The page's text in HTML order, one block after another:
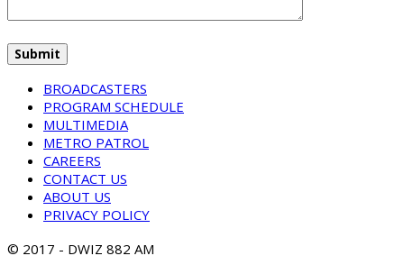
BROADCASTERS
PROGRAM SCHEDULE
MULTIMEDIA
METRO PATROL
CAREERS
CONTACT US
ABOUT US
PRIVACY POLICY
© 2017 - DWIZ 882 AM